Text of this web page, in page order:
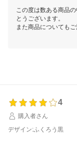
この度は数ある商品
とうございます。
また商品についても
ぜひ今後も当店のサ
4
購入者さん
デザイン:ふくろう黒